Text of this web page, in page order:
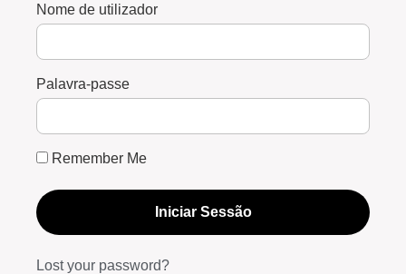
Nome de utilizador
Palavra-passe
Remember Me
Iniciar Sessão
Lost your password?